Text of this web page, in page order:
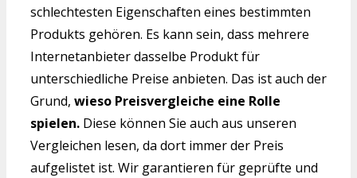
schlechtesten Eigenschaften eines bestimmten
Produkts gehören. Es kann sein, dass mehrere
Internetanbieter dasselbe Produkt für
unterschiedliche Preise anbieten. Das ist auch der
Grund, wieso Preisvergleiche eine Rolle
spielen. Diese können Sie auch aus unseren
Vergleichen lesen, da dort immer der Preis
aufgelistet ist. Wir garantieren für geprüfte und